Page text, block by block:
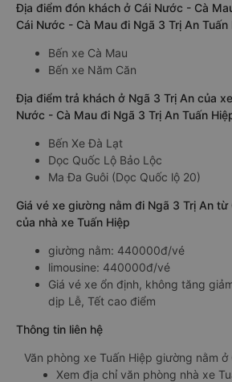
Địa điểm đón khách ở Cái Nước - Cà
Cái Nước - Cà Mau đi Ngã 3 Trị An Tuấn
Bến xe Cà Mau
Bến xe Năm Căn
Địa điểm trả khách ở Ngã 3 Trị An của
Nước - Cà Mau đi Ngã 3 Trị An Tuấn
Bến Xe Đà Lạt
Dọc Quốc Lộ Bảo Lộc
Ma Đa Guôi (Dọc Quốc lộ 20)
Giá vé xe giường nằm đi Ngã 3 Trị An
của nhà xe Tuấn Hiệp
giường nằm: 440000đ/vé
limousine: 440000đ/vé
Giá vé xe ổn định, không tăng
dịp Lễ, Tết cao điểm
Thông tin liên hệ
Văn phòng xe Tuấn Hiệp giường nằm
Xem địa chỉ văn phòng nhà xe